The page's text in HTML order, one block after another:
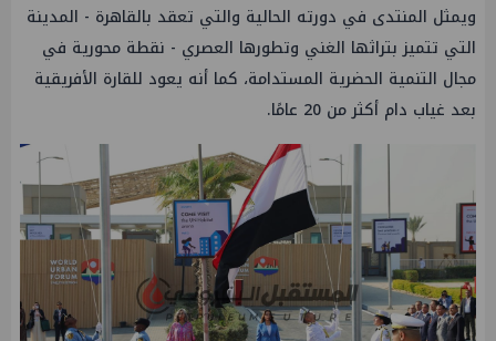
ويمثل المنتدى في دورته الحالية والتي تعقد بالقاهرة - المدينة
التي تتميز بتراثها الغني وتطورها العصري - نقطة محورية في
مجال التنمية الحضرية المستدامة، كما أنه يعود للقارة الأفريقية
بعد غياب دام أكثر من 20 عامًا.